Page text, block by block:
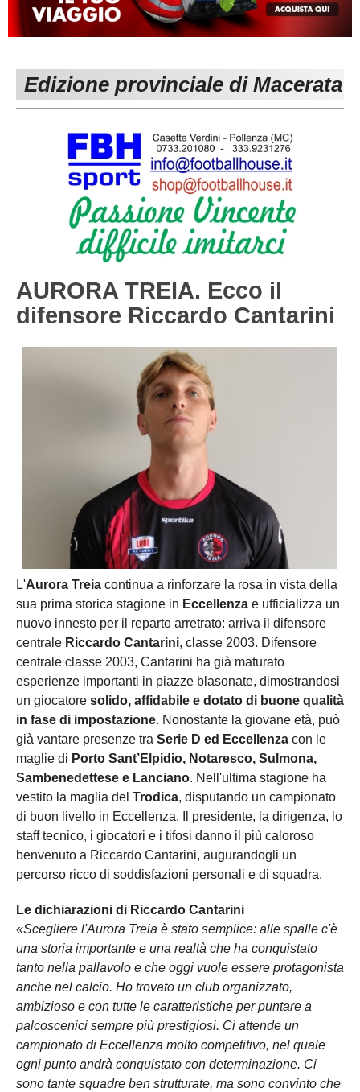
MACERATA
Carica la tua Rosa
ECCELLENZA
1^ CATEGORIA
3^ CATEGORIA
GIOVANILI
REGIONALI
Edizione provinciale di Macerata
AURORA TREIA. Ecco il
difensore Riccardo Cantarini
L'Aurora Treia continua a rinforzare la rosa in vista della
sua prima storica stagione in Eccellenza e ufficializza un
nuovo innesto per il reparto arretrato: arriva il difensore
centrale Riccardo Cantarini, classe 2003. Difensore
centrale classe 2003, Cantarini ha già maturato
esperienze importanti in piazze blasonate, dimostrandosi
un giocatore solido, affidabile e dotato di buone qualità
in fase di impostazione. Nonostante la giovane età, può
già vantare presenze tra Serie D ed Eccellenza con le
maglie di Porto Sant’Elpidio, Notaresco, Sulmona,
Sambenedettese e Lanciano. Nell'ultima stagione ha
vestito la maglia del Trodica, disputando un campionato
di buon livello in Eccellenza. Il presidente, la dirigenza, lo
staff tecnico, i giocatori e i tifosi danno il più caloroso
benvenuto a Riccardo Cantarini, augurandogli un
percorso ricco di soddisfazioni personali e di squadra.
Le dichiarazioni di Riccardo Cantarini
«Scegliere l'Aurora Treia è stato semplice: alle spalle c'è
una storia importante e una realtà che ha conquistato
tanto nella pallavolo e che oggi vuole essere protagonista
anche nel calcio. Ho trovato un club organizzato,
ambizioso e con tutte le caratteristiche per puntare a
palcoscenici sempre più prestigiosi. Ci attende un
campionato di Eccellenza molto competitivo, nel quale
ogni punto andrà conquistato con determinazione. Ci
sono tante squadre ben strutturate, ma sono convinto che